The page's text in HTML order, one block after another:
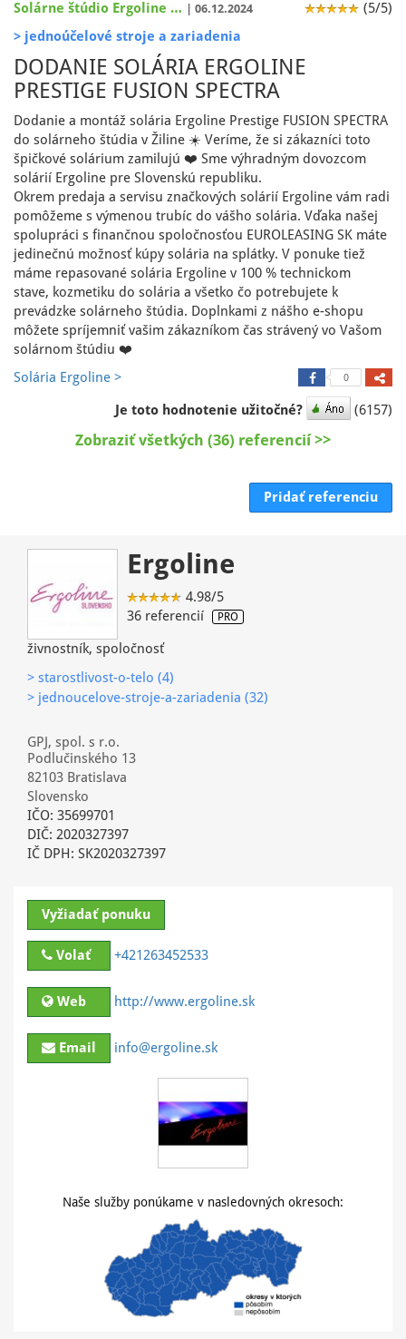
Solárne štúdio Ergoline … | 06.12.2024
(5/5)
> jednoúčelové stroje a zariadenia
DODANIE SOLÁRIA ERGOLINE
PRESTIGE FUSION SPECTRA
Dodanie a montáž solária Ergoline Prestige FUSION SPECTRA
do solárneho štúdia v Žiline ☀️ Veríme, že si zákazníci toto
špičkové solárium zamilujú ❤️ Sme výhradným dovozcom
solárií Ergoline pre Slovenskú republiku.
Okrem predaja a servisu značkových solárií Ergoline vám radi
pomôžeme s výmenou trubíc do vášho solária. Vďaka našej
spolupráci s finančnou spoločnosťou EUROLEASING SK máte
jedinečnú možnosť kúpy solária na splátky. V ponuke tiež
máme repasované solária Ergoline v 100 % technickom
stave, kozmetiku do solária a všetko čo potrebujete k
prevádzke solárneho štúdia. Doplnkami z nášho e-shopu
môžete spríjemniť vašim zákazníkom čas strávený vo Vašom
solárnom štúdiu ❤️
Solária Ergoline >
0
Je toto hodnotenie užitočné? (6157)
Zobraziť všetkých (36) referencií >>
Pridať referenciu
Ergoline
4.98/5
36 referencií
PRO
živnostník, spoločnosť
> starostlivost-o-telo (4)
> jednoucelove-stroje-a-zariadenia (32)
GPJ, spol. s r.o.
Podlučinského 13
82103 Bratislava
Slovensko
IČO: 35699701
DIČ: 2020327397
IČ DPH: SK2020327397
Vyžiadať ponuku
Volať +421263452533
Web http://www.ergoline.sk
Email info@ergoline.sk
Naše služby ponúkame v nasledovných okresoch: